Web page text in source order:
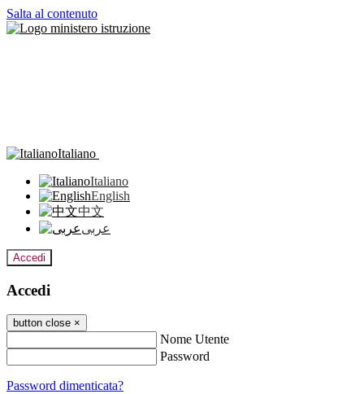
Salta al contenuto
Italiano
Italiano
English
中文
عربى
Accedi
Accedi
button close ×
Nome Utente
Password
Password dimenticata?